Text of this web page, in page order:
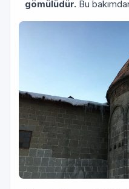
gömülüdür. Bu